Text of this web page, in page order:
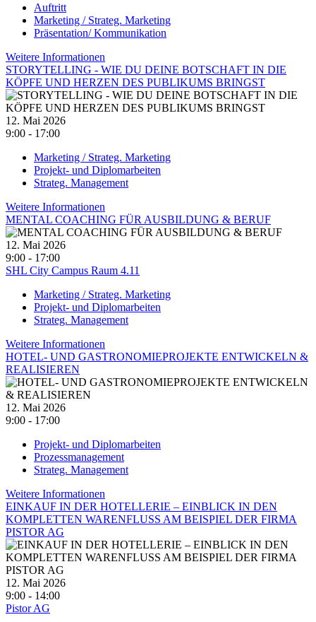
Auftritt
Marketing / Strateg. Marketing
Präsentation/ Kommunikation
Weitere Informationen
STORYTELLING - WIE DU DEINE BOTSCHAFT IN DIE
KÖPFE UND HERZEN DES PUBLIKUMS BRINGST
12. Mai 2026
9:00 - 17:00
Marketing / Strateg. Marketing
Projekt- und Diplomarbeiten
Strateg. Management
Weitere Informationen
MENTAL COACHING FÜR AUSBILDUNG & BERUF
12. Mai 2026
9:00 - 17:00
SHL City Campus Raum 4.11
Marketing / Strateg. Marketing
Projekt- und Diplomarbeiten
Strateg. Management
Weitere Informationen
HOTEL- UND GASTRONOMIEPROJEKTE ENTWICKELN &
REALISIEREN
12. Mai 2026
9:00 - 17:00
Projekt- und Diplomarbeiten
Prozessmanagement
Strateg. Management
Weitere Informationen
EINKAUF IN DER HOTELLERIE – EINBLICK IN DEN
KOMPLETTEN WARENFLUSS AM BEISPIEL DER FIRMA
PISTOR AG
12. Mai 2026
9:00 - 14:00
Pistor AG